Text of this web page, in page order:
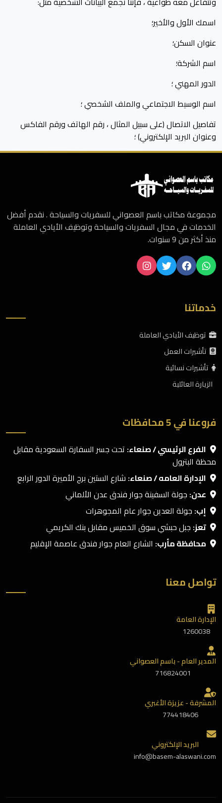
اسمك الأول والأخير؛
عنوان السكن؛
اسم الشركة؛
الدور المهني ؛
اسم الوسيط الاجتماعي والملف الشخصي ؛
تفاصيل الاتصال (على سبيل المثال ، رقم الهاتف ورقم الفاكس
وعنوان البريد الإلكتروني) ؛
مجموعة مكاتب باسم العصواني للسفريات والسياحة . نقدم أفضل
الخدمات في مجال السفريات والسياحة وتوظيف الأيادي العاملة
منذ أكثر من 9 سنوات.
خدماتنا
توظيف الأيادي العاملة
تأشيرات العمل
تأشيرات نسائية
الزيارة العائلية
فروعنا في 5 محافظات
الفرع الرئيسي / صنعاء: تحت جسر السفارة السعودية مقابل
محظة البترول
الإدارة العامه / صنعاء: شارع الستين برج الأميرة الدور الرابع
عدن: جولة السفينة جوار فندق عدن الألماني
إب: جولة العدين جوار عام المجوهرات
تعز: جبل حبشي سوق الخميس مقابل بنك الكريمي
محافظة مأرب: الشارع العام جوار فندق عاصمة الإقليم
تواصل معنا
الإدارة العامة
1260038
المدير العام - باسم العصواني
716824001
المشرفة - عزيزة الأغبري
774418406
البريد الإلكتروني
info@basem-alaswani.com